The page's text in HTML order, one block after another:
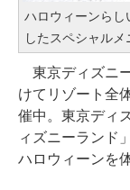
ハロウィーンらし
したスペシャルメ
東京ディズニ
けてリゾート全
催中。東京ディ
ィズニーランド
ハロウィーンを